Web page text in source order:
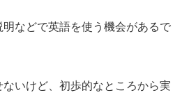
などで英語を使う機会があるで
いけど、初歩的なところから実